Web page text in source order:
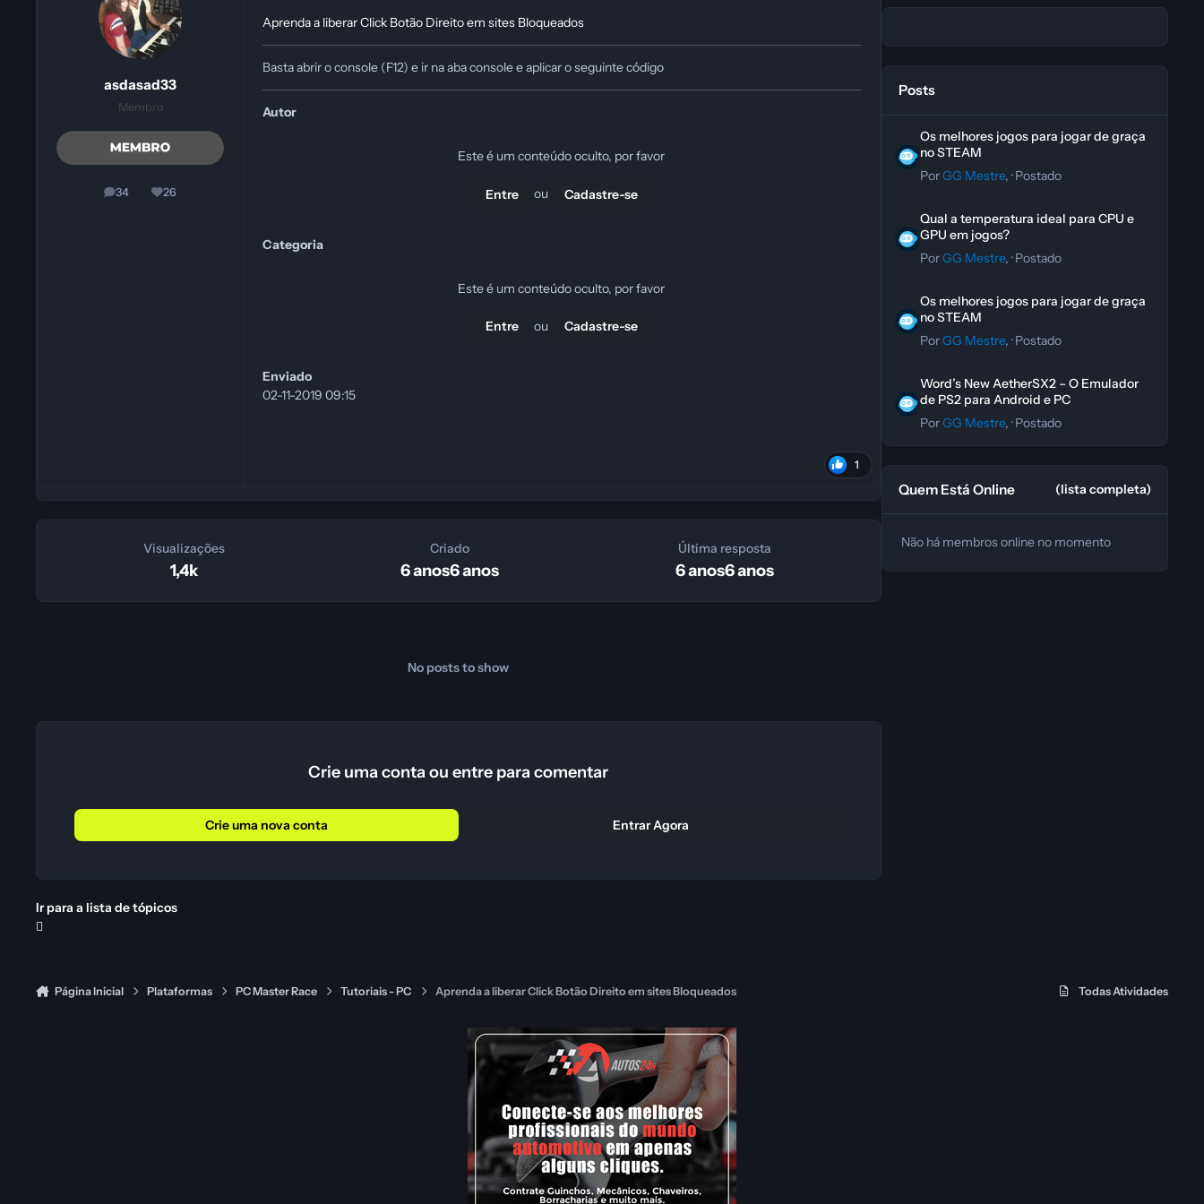
asdasad33
Membro
34
posts 26
Reputação
Aprenda a liberar Click Botão Direito em sites Bloqueados
Basta abrir o console (F12) e ir na aba console e aplicar o seguinte código
Autor
Este é um conteúdo oculto, por favor
Entre ou Cadastre-se
Categoria
Este é um conteúdo oculto, por favor
Entre ou Cadastre-se
Enviado
02-11-2019 09:15
1
Visualizações
1,4k
Criado
6 anos6 anos
Última resposta
6 anos6 anos
No posts to show
Crie uma conta ou entre para comentar
Crie uma nova conta Entrar Agora
Ir para a lista de tópicos
Posts
Os melhores jogos para jogar de graça
no STEAM
PorGG Mestre, ·Postado
Qual a temperatura ideal para CPU e
GPU em jogos?
PorGG Mestre, ·Postado
Os melhores jogos para jogar de graça
no STEAM
PorGG Mestre, ·Postado
Word’s New AetherSX2 – O Emulador
de PS2 para Android e PC
PorGG Mestre, ·Postado
Quem Está Online (lista completa)
Não há membros online no momento
Página Inicial Plataformas PC Master Race Tutoriais - PC Aprenda a liberar Click Botão Direito em sites Bloqueados Todas Atividades